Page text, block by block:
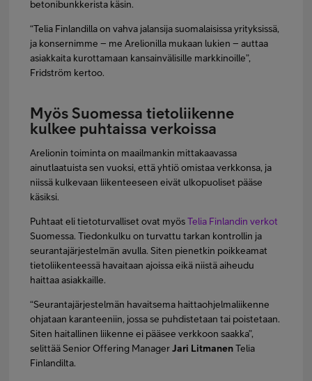
betonibunkkerista käsin.
“Telia Finlandilla on vahva jalansija suomalaisissa yrityksissä,
ja konsernimme – me Arelionilla mukaan lukien – auttaa
asiakkaita kurottamaan kansainvälisille markkinoille”,
Fridström kertoo.
Myös Suomessa tietoliikenne
kulkee puhtaissa verkoissa
Arelionin toiminta on maailmankin mittakaavassa
ainutlaatuista sen vuoksi, että yhtiö omistaa verkkonsa, ja
niissä kulkevaan liikenteeseen eivät ulkopuoliset pääse
käsiksi.
Puhtaat eli tietoturvalliset ovat myösTelia Finlandin verkot
Suomessa. Tiedonkulku on turvattu tarkan kontrollin ja
seurantajärjestelmän avulla. Siten pienetkin poikkeamat
tietoliikenteessä havaitaan ajoissa eikä niistä aiheudu
haittaa asiakkaille.
“Seurantajärjestelmän havaitsema haittaohjelmaliikenne
ohjataan karanteeniin, jossa se puhdistetaan tai poistetaan.
Siten haitallinen liikenne ei pääsee verkkoon saakka”,
selittää Senior Offering ManagerJari LitmanenTelia
Finlandilta.